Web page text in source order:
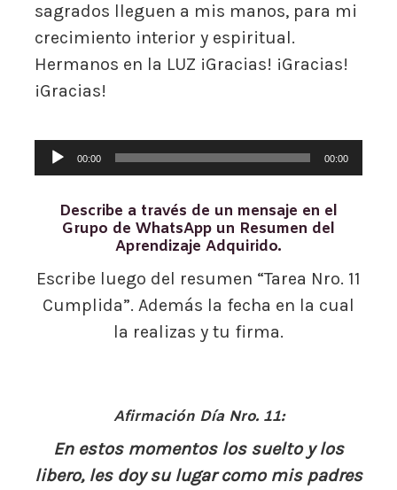
sagrados lleguen a mis manos, para mi
crecimiento interior y espiritual.
Hermanos en la LUZ ¡Gracias! ¡Gracias!
¡Gracias!
Reproductor
de
00:00 00:00
Describe a través de un mensaje en el
Grupo de WhatsApp un Resumen del
Aprendizaje Adquirido.
Escribe luego del resumen “Tarea Nro. 11
Cumplida”. Además la fecha en la cual
la realizas y tu firma.
Afirmación Día Nro. 11:
En estos momentos los suelto y los
libero, les doy su lugar como mis padres